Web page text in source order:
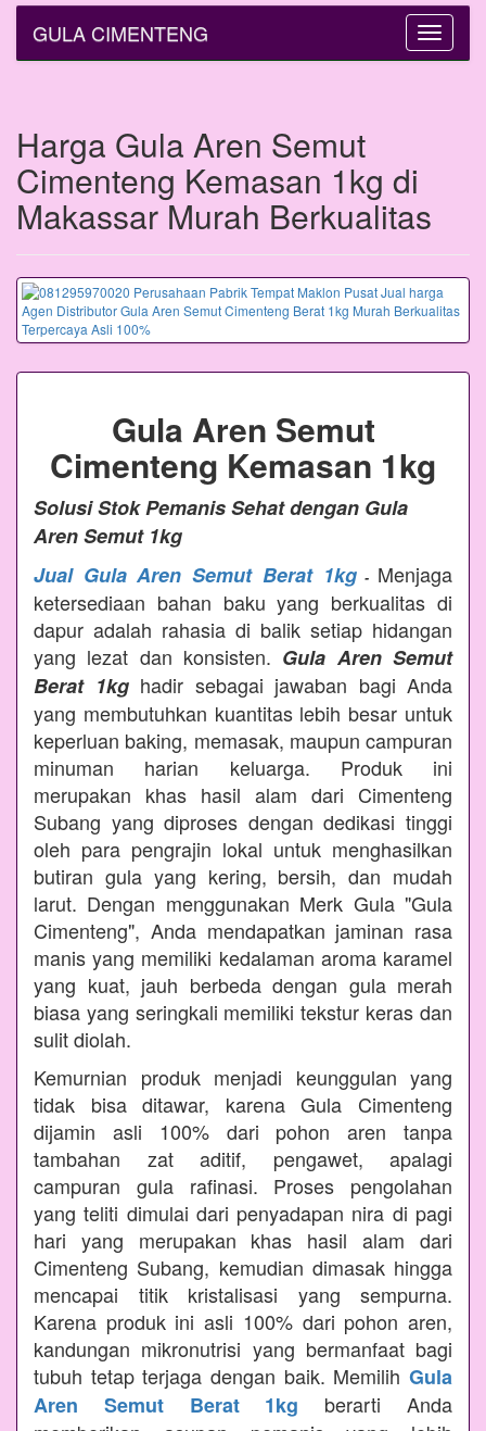
Toggle
GULA CIMENTENG
Harga Gula Aren Semut
Cimenteng Kemasan 1kg di
Makassar Murah Berkualitas
Gula Aren Semut
Cimenteng Kemasan 1kg
Solusi Stok Pemanis Sehat dengan Gula
Aren Semut 1kg
Jual Gula Aren Semut Berat 1kg- Menjaga
ketersediaan bahan baku yang berkualitas di
dapur adalah rahasia di balik setiap hidangan
yang lezat dan konsisten. Gula Aren Semut
Berat 1kghadir sebagai jawaban bagi Anda
yang membutuhkan kuantitas lebih besar untuk
keperluan baking, memasak, maupun campuran
minuman harian keluarga. Produk ini
merupakan khas hasil alam dari Cimenteng
Subang yang diproses dengan dedikasi tinggi
oleh para pengrajin lokal untuk menghasilkan
butiran gula yang kering, bersih, dan mudah
larut. Dengan menggunakan Merk Gula "Gula
Cimenteng", Anda mendapatkan jaminan rasa
manis yang memiliki kedalaman aroma karamel
yang kuat, jauh berbeda dengan gula merah
biasa yang seringkali memiliki tekstur keras dan
sulit diolah.
Kemurnian produk menjadi keunggulan yang
tidak bisa ditawar, karena Gula Cimenteng
dijamin asli 100% dari pohon aren tanpa
tambahan zat aditif, pengawet, apalagi
campuran gula rafinasi. Proses pengolahan
yang teliti dimulai dari penyadapan nira di pagi
hari yang merupakan khas hasil alam dari
Cimenteng Subang, kemudian dimasak hingga
mencapai titik kristalisasi yang sempurna.
Karena produk ini asli 100% dari pohon aren,
kandungan mikronutrisi yang bermanfaat bagi
tubuh tetap terjaga dengan baik. Memilih Gula
Aren Semut Berat 1kg berarti Anda